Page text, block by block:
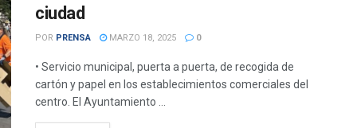
ciudad
POR PRENSA MARZO 18, 2025 0
• Servicio municipal, puerta a puerta, de recogida de
cartón y papel en los establecimientos comerciales del
centro. El Ayuntamiento ...